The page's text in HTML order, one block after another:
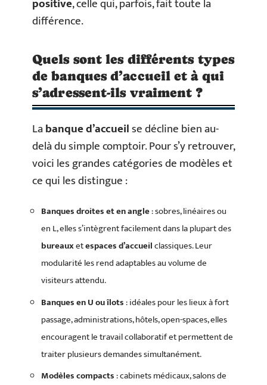
différence.
Quels sont les différents types
de banques d’accueil et à qui
s’adressent-ils vraiment ?
Labanque d’accueilse décline bien au-
delà du simple comptoir. Pour s’y retrouver,
voici les grandes catégories de modèles et
ce qui les distingue :
Banques droites et en angle: sobres, linéaires ou
en L, elles s’intègrent facilement dans la plupart des
bureauxetespaces d’accueilclassiques. Leur
modularité les rend adaptables au volume de
visiteurs attendu.
Banques en U ou îlots: idéales pour les lieux à fort
passage, administrations, hôtels, open-spaces, elles
encouragent le travail collaboratif et permettent de
traiter plusieurs demandes simultanément.
Modèles compacts: cabinets médicaux, salons de